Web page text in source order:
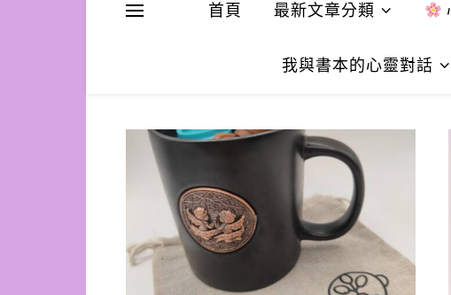
首頁 最新文章分類
我與書本的心靈對話